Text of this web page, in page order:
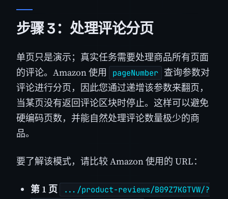
步骤 3：处理评论分页
单页只是演示；真实任务需要处理商品所有页面
的评论。Amazon 使用
pageNumber 查询参数对
评论进行分页，因此您通过递增该参数来翻页，
当某页没有返回评论区块时停止。这样可以避免
硬编码页数，并能自然处理评论数量极少的商
品。
要了解该模式，请比较 Amazon 使用的 URL：
第 1 页
.../product-reviews/B09Z7KGTVW/?